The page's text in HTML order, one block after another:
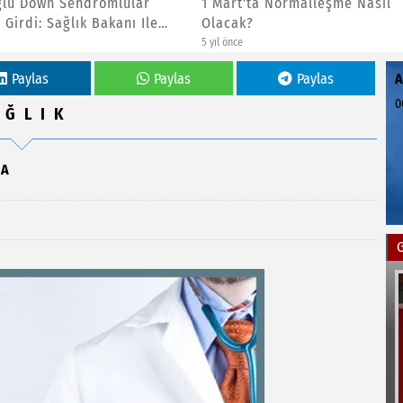
Parçalayan Aşının Görüntüsü
6 yıl önce
Paylas Paylas Paylas